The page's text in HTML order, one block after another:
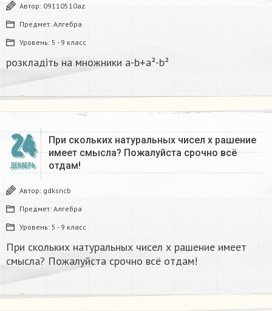
Автор: 09110510az
Предмет: Алгебра
Уровень: 5 - 9 класс
розкладіть на множники а-b+a²-b²​
24
ДЕКАБРЬ
При скольких натуральных чисел х рашение
имеет смысла? Пожалуйста срочно всё
отдам!
Автор: gdksncb
Предмет: Алгебра
Уровень: 5 - 9 класс
При скольких натуральных чисел х рашение имеет
смысла? Пожалуйста срочно всё отдам!